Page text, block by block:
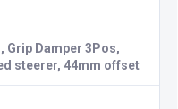
Grip Damper 3Pos,
steerer, 44mm offset